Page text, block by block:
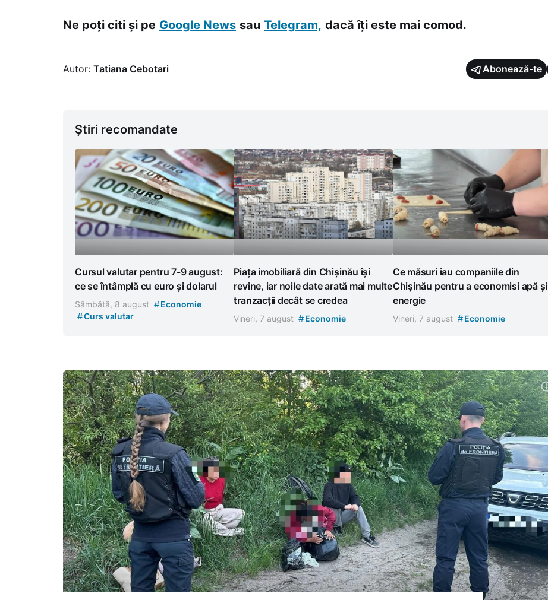
Ne poți citi și pe Google News sau Telegram, dacă îți este mai comod.
Autor: Tatiana Cebotari Abonează-te
Știri recomandate
Cursul valutar pentru 7-9 august:
ce se întâmplă cu euro și dolarul
Sâmbătă, 8 august #Economie
#Curs valutar
Piața imobiliară din Chișinău își
revine, iar noile date arată mai multe
tranzacții decât se credea
Vineri, 7 august #Economie
Ce măsuri iau companiile din
Chișinău pentru a economisi apă și
energie
Vineri, 7 august #Economie